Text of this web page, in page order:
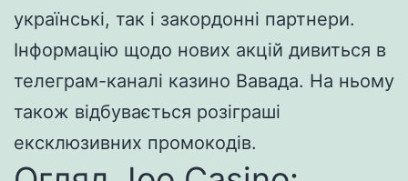
українські, так і закордонні партнери.
Інформацію щодо нових акцій дивиться в
телеграм-каналі казино Вавада. На ньому
також відбувається розіграші
ексклюзивних промокодів.